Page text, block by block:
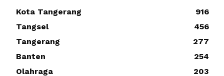
Kota Tangerang
916
Tangsel
456
Tangerang
277
Banten
254
Olahraga
203